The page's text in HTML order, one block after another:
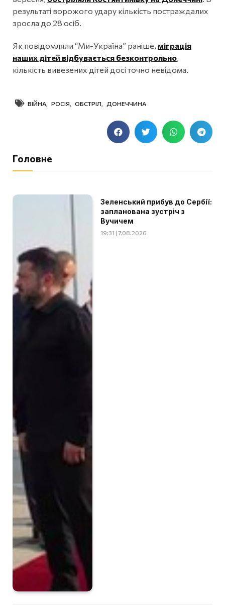
результаті ворожого удару кількість постраждалих
зросла до 28 осіб.
Як повідомляли “Ми-Україна” раніше, міграція
наших дітей відбувається безконтрольно,
кількість вивезених дітей досі точно невідома.
ВІЙНА РОСІЯ ОБСТРІЛ ДОНЕЧЧИНА
Головне
Зеленський прибув до Сербії:
запланована зустріч з
Вучичем
19:31 | 7.08.2026